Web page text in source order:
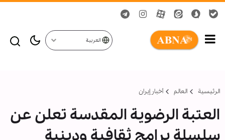
العربية
الرئيسية العالم أخبار إيران
العتبة الرضوية المقدسة تعلن عن